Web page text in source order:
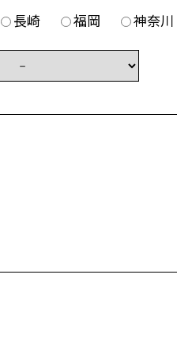
長崎 福岡 神奈川